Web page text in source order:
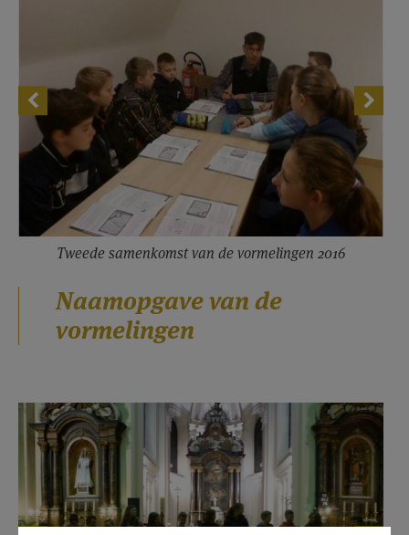
Tweede samenkomst van de vormelingen 2016
Naamopgave van de
vormelingen